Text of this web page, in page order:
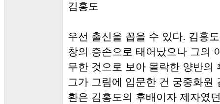
김홍도
우선 출신을 꼽을 수 있다. 김홍
창의 증손으로 태어났으나 그의
무한 것으로 보아 몰락한 양반의
그가 그림에 입문한 건 궁중화원
환은 김홍도의 후배이자 제자였